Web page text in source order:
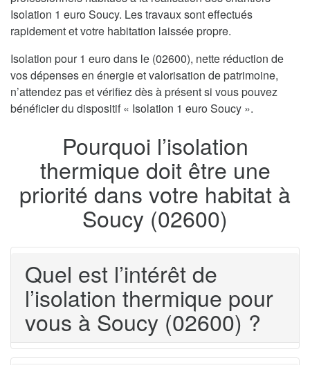
Isolation 1 euro Soucy. Les travaux sont effectués
rapidement et votre habitation laissée propre.
Isolation pour 1 euro dans le (02600), nette réduction de
vos dépenses en énergie et valorisation de patrimoine,
n’attendez pas et vérifiez dès à présent si vous pouvez
bénéficier du dispositif « Isolation 1 euro Soucy ».
Pourquoi l’isolation
thermique doit être une
priorité dans votre habitat à
Soucy (02600)
Quel est l’intérêt de
l’isolation thermique pour
vous à Soucy (02600) ?